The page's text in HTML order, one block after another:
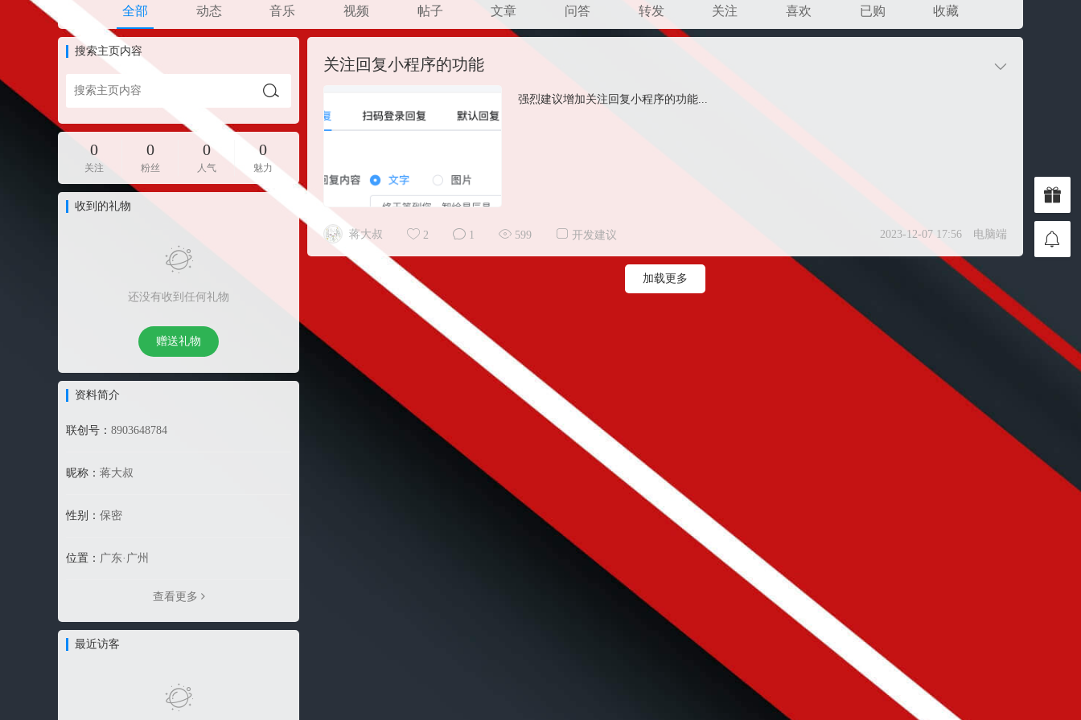
全部 动态 音乐 视频 帖子 文章 问答 转发 关注 喜欢 已购 收藏
搜索主页内容
0
关注
0
粉丝
0
人气
0
魅力
收到的礼物
还没有收到任何礼物
赠送礼物
资料简介
联创号： 8903648784
昵称： 蒋大叔
性别： 保密
位置： 广东·广州
查看更多
最近访客
关注回复小程序的功能
强烈建议增加关注回复小程序的功能...
蒋大叔 2 1 599 开发建议 2023-12-07 17:56 电脑端
加载更多